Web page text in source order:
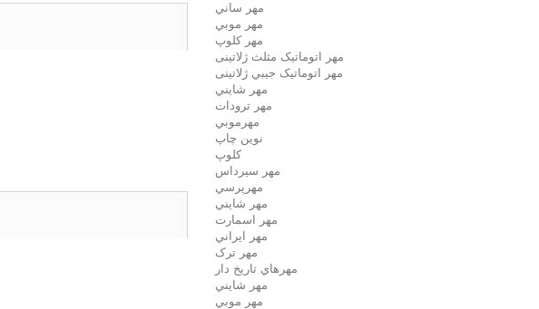
مهر ساني
مهر موبي
مهر كلوپ
مهر اتوماتیک مثلث ژلاتینی
مهر اتوماتیک جيبي ژلاتینی
مهر شايني
مهر ترودات
مهرموبي
نوين چاپ
کلوپ
مهر سيرداس
مهرپرسي
مهر شايني
مهر اسمارت
مهر ايراني
مهر ترک
مهرهاي تاريخ دار
مهر شايني
مهر موبي